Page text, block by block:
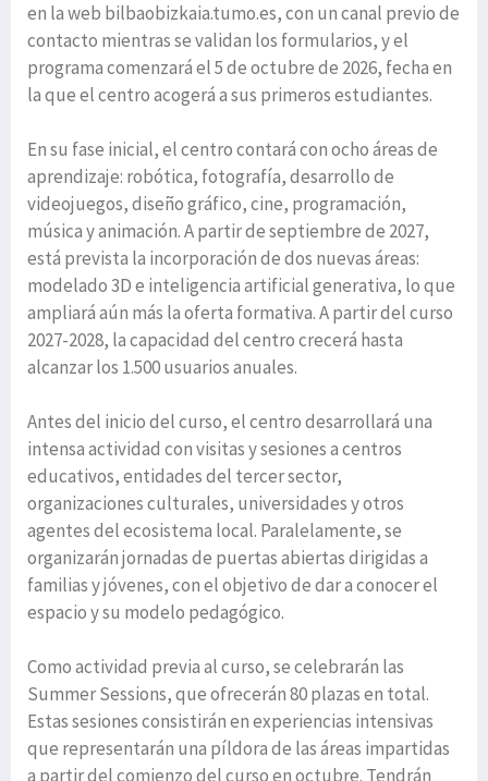
en la web bilbaobizkaia.tumo.es, con un canal previo de
contacto mientras se validan los formularios, y el
programa comenzará el 5 de octubre de 2026, fecha en
la que el centro acogerá a sus primeros estudiantes.
En su fase inicial, el centro contará con ocho áreas de
aprendizaje: robótica, fotografía, desarrollo de
videojuegos, diseño gráfico, cine, programación,
música y animación. A partir de septiembre de 2027,
está prevista la incorporación de dos nuevas áreas:
modelado 3D e inteligencia artificial generativa, lo que
ampliará aún más la oferta formativa. A partir del curso
2027-2028, la capacidad del centro crecerá hasta
alcanzar los 1.500 usuarios anuales.
Antes del inicio del curso, el centro desarrollará una
intensa actividad con visitas y sesiones a centros
educativos, entidades del tercer sector,
organizaciones culturales, universidades y otros
agentes del ecosistema local. Paralelamente, se
organizarán jornadas de puertas abiertas dirigidas a
familias y jóvenes, con el objetivo de dar a conocer el
espacio y su modelo pedagógico.
Como actividad previa al curso, se celebrarán las
Summer Sessions, que ofrecerán 80 plazas en total.
Estas sesiones consistirán en experiencias intensivas
que representarán una píldora de las áreas impartidas
a partir del comienzo del curso en octubre. Tendrán